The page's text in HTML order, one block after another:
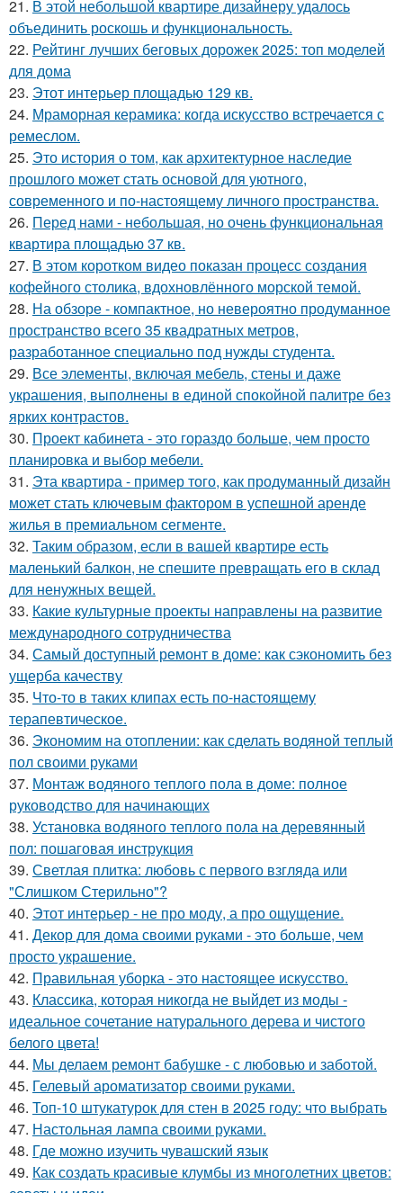
21. В этой небольшой квартире дизайнеру удалось
объединить роскошь и функциональность.
22. Рейтинг лучших беговых дорожек 2025: топ моделей
для дома
23. Этот интерьер площадью 129 кв.
24. Мраморная керамика: когда искусство встречается с
ремеслом.
25. Это история о том, как архитектурное наследие
прошлого может стать основой для уютного,
современного и по-настоящему личного пространства.
26. Перед нами - небольшая, но очень функциональная
квартира площадью 37 кв.
27. В этом коротком видео показан процесс создания
кофейного столика, вдохновлённого морской темой.
28. На обзоре - компактное, но невероятно продуманное
пространство всего 35 квадратных метров,
разработанное специально под нужды студента.
29. Все элементы, включая мебель, стены и даже
украшения, выполнены в единой спокойной палитре без
ярких контрастов.
30. Проект кабинета - это гораздо больше, чем просто
планировка и выбор мебели.
31. Эта квартира - пример того, как продуманный дизайн
может стать ключевым фактором в успешной аренде
жилья в премиальном сегменте.
32. Таким образом, если в вашей квартире есть
маленький балкон, не спешите превращать его в склад
для ненужных вещей.
33. Какие культурные проекты направлены на развитие
международного сотрудничества
34. Самый доступный ремонт в доме: как сэкономить без
ущерба качеству
35. Что-то в таких клипах есть по-настоящему
терапевтическое.
36. Экономим на отоплении: как сделать водяной теплый
пол своими руками
37. Монтаж водяного теплого пола в доме: полное
руководство для начинающих
38. Установка водяного теплого пола на деревянный
пол: пошаговая инструкция
39. Светлая плитка: любовь с первого взгляда или
"Слишком Стерильно"?
40. Этот интерьер - не про моду, а про ощущение.
41. Декор для дома своими руками - это больше, чем
просто украшение.
42. Правильная уборка - это настоящее искусство.
43. Классика, которая никогда не выйдет из моды -
идеальное сочетание натурального дерева и чистого
белого цвета!
44. Мы делаем ремонт бабушке - с любовью и заботой.
45. Гелевый ароматизатор своими руками.
46. Топ-10 штукатурок для стен в 2025 году: что выбрать
47. Настольная лампа своими руками.
48. Где можно изучить чувашский язык
49. Как создать красивые клумбы из многолетних цветов: